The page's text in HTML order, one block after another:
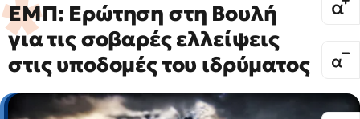
ΕΜΠ: Ερώτηση στη Βουλή
για τις σοβαρές ελλείψεις
στις υποδομές του ιδρύματος